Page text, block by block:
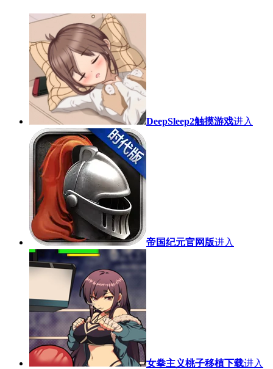
DeepSleep2触摸游戏进入
帝国纪元官网版进入
女拳主义桃子移植下载进入